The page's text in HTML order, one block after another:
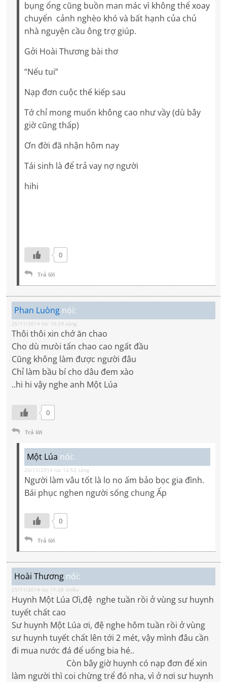
bụng ổng cũng buồn man mác vì không thể xoay
chuyển cảnh nghèo khó và bất hạnh của chủ
nhà nguyện cầu ông trợ giúp.
Gởi Hoài Thương bài thơ
“Nếu tui”
Nạp đơn cuộc thế kiếp sau
Tớ chỉ mong muốn không cao như vầy (dù bây
giờ cũng thấp)
Ơn đời đã nhận hôm nay
Tái sinh là để trả vay nợ người
hihi
0
Trả lời
Phan Luòng nói:
25/11/2014 lúc 10:29 sáng
Thôi thôi xin chớ ăn chao
Cho dù mưòi tấn chao cao ngất đầu
Cũng không làm được người đâu
Chỉ làm bầu bí cho dâu đem xào
..hi hi vậy nghe anh Một Lúa
0
Trả lời
Một Lúa nói:
26/11/2014 lúc 12:52 sáng
Người làm vâu tốt là lo no ấm bảo bọc gia đình.
Bái phục nghen người sống chung Ấp
0
Trả lời
Hoài Thương nói:
25/11/2014 lúc 11:28 chiều
Huynh Một Lúa Ơi,đệ nghe tuần rồi ở vùng sư huynh
tuyết chất cao
Sư huynh Một Lúa ơi, đệ nghe hôm tuần rồi ở vùng
sư huynh tuyết chất lên tới 2 mét, vậy mình đâu cần
đi mua nước đá để uống bia hé..
Còn bây giờ huynh có nạp đơn để xin
làm người thì coi chừng trể đó nha, vì ở nơi sư huynh